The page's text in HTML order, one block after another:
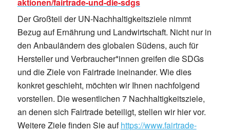
Der Großteil der UN-Nachhaltigkeitsziele nimmt
Bezug auf Ernährung und Landwirtschaft. Nicht nur in
den Anbauländern des globalen Südens, auch für
Hersteller und Verbraucher*innen greifen die SDGs
und die Ziele von Fairtrade ineinander. Wie dies
konkret geschieht, möchten wir Ihnen nachfolgend
vorstellen. Die wesentlichen 7 Nachhaltigkeitsziele,
an denen sich Fairtrade beteiligt, stellen wir hier vor.
Weitere Ziele finden Sie aufhttps://www.fairtrade-